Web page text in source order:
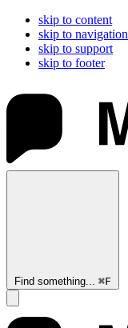
skip to content
skip to navigation
skip to support
skip to footer
Find something... ⌘F